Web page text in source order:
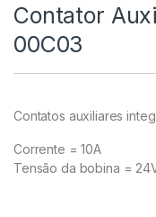
Contator
00C03
Contatos auxiliares
Corrente = 10A
Tensão da bobina =